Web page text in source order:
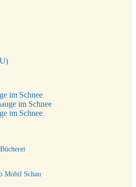
mit Krippenspiel im Ev.
15:00 Uhr
in der FeG um 16 Uhr
in der Kirche um 15:00 Uhr
in der Kirche um 18:00 Uhr
in der Kirche um 18:00 Uhr
im Schnee
im Schnee
im Schnee
Mobil Schau